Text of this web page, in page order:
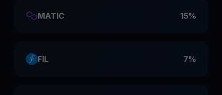
MATIC 15%
FIL 7%